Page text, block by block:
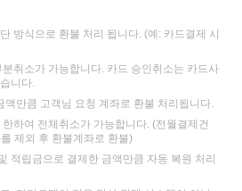
방식으로 환불 처리 됩니다. (예: 카드결제 시
취소가 가능합니다. 카드 승인취소는 카드사
니다.
액만큼 고객님 요청 계좌로 환불 처리됩니다.
하여 전체취소가 가능합니다. (전월결제건
제외 후 환불계좌로 환불)
적립금으로 결제한 금액만큼 자동 복원 처리